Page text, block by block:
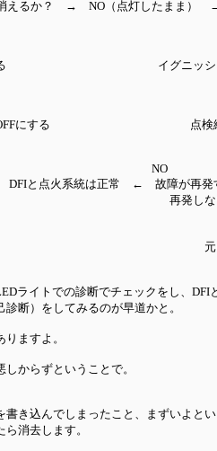
消えるか？ → NO（点灯したま
する イグニッションス
↓
チをOFFにする 点検終
は正常 ← 故障が再発するか
な
（
る ←
ライトでの診断でチェックをし、
断）をしてみるのが早道かと。
ますよ。
からずということで。
き込んでしまったこと、まずいよと
消去します。